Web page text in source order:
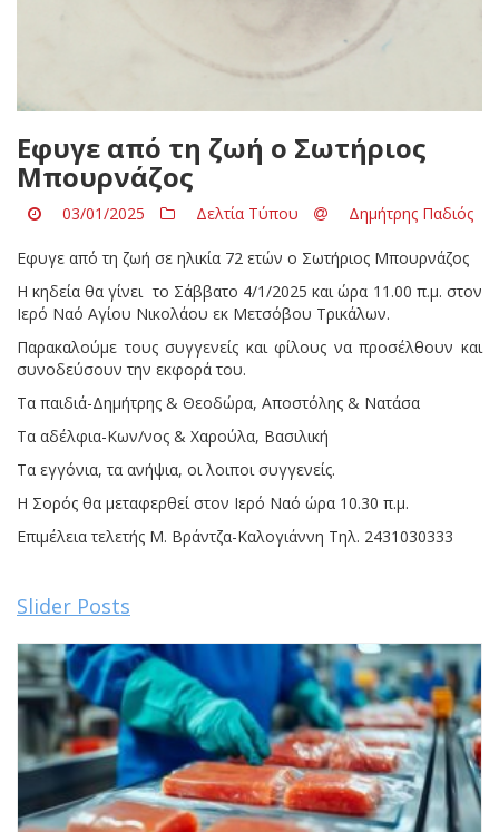
Εφυγε από τη ζωή ο Σωτήριος
Μπουρνάζος
03/01/2025 Δελτία Τύπου Δημήτρης Παδιός
Εφυγε από τη ζωή σε ηλικία 72 ετών ο Σωτήριος Μπουρνάζος
H κηδεία θα γίνει το Σάββατο 4/1/2025 και ώρα 11.00 π.μ. στον
Ιερό Ναό Αγίου Νικολάου εκ Μετσόβου Τρικάλων.
Παρακαλούμε τους συγγενείς και φίλους να προσέλθουν και
συνοδεύσουν την εκφορά του.
Τα παιδιά-Δημήτρης & Θεοδώρα, Αποστόλης & Νατάσα
Τα αδέλφια-Κων/νος & Χαρούλα, Βασιλική
Τα εγγόνια, τα ανήψια, οι λοιποι συγγενείς.
Η Σορός θα μεταφερθεί στον Ιερό Ναό ώρα 10.30 π.μ.
Επιμέλεια τελετής Μ. Βράντζα-Καλογιάννη Τηλ. 2431030333
Slider Posts